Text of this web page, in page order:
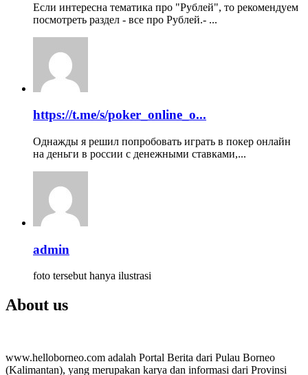
Если интересна тематика про "Рублей", то рекомендуем
посмотреть раздел - все про Рублей.- ...
https://t.me/s/poker_online_o...
Однажды я решил попробовать играть в покер онлайн
на деньги в россии с денежными ставками,...
admin
foto tersebut hanya ilustrasi
About us
www.helloborneo.com adalah Portal Berita dari Pulau Borneo
(Kalimantan), yang merupakan karya dan informasi dari Provinsi